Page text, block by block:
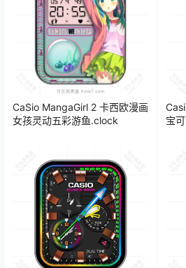
CaSio MangaGirl 2 卡西欧漫画
女孩灵动五彩游鱼.clock
宝